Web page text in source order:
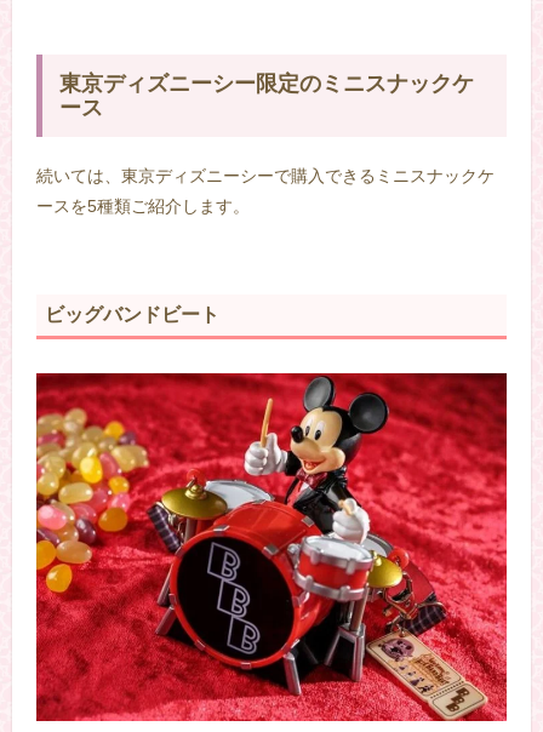
東京ディズニーシー限定のミニスナックケ
ース
続いては、東京ディズニーシーで購入できるミニスナックケ
ースを5種類ご紹介します。
ビッグバンドビート